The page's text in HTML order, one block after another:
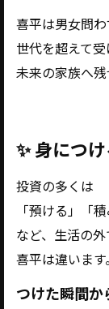
喜平は男女問わ
世代を超えて受
未来の家族へ残
✨ 身につ
投資の多くは
「預ける」「
など、生活の外
喜平は違います。
つけた瞬間か